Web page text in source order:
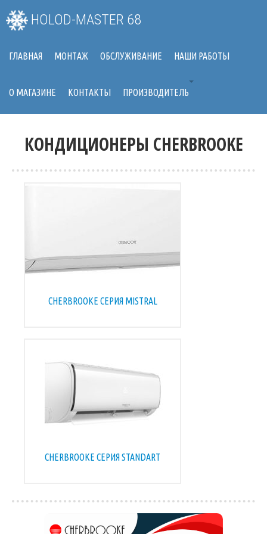
HOLOD-MASTER 68
ГЛАВНАЯ МОНТАЖ ОБСЛУЖИВАНИЕ НАШИ РАБОТЫ
О МАГАЗИНЕ КОНТАКТЫ ПРОИЗВОДИТЕЛЬ
КОНДИЦИОНЕРЫ CHERBROOKE
CHERBROOKE СЕРИЯ MISTRAL
CHERBROOKE СЕРИЯ STANDART